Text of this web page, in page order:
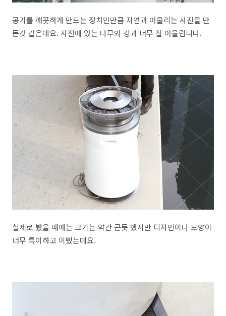
공기를 깨끗하게 만드는 장치인만큼 자연과 어울리는 사진을 만
든것 같은데요. 사진에 있는 나무와 강과 너무 잘 어울립니다.
실제로 봤을 때에는 크기는 약간 큰듯 했지만 디자인이나 모양이
너무 특이하고 이뻤는데요.